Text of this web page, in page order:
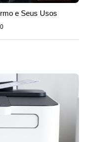
e Seus Usos